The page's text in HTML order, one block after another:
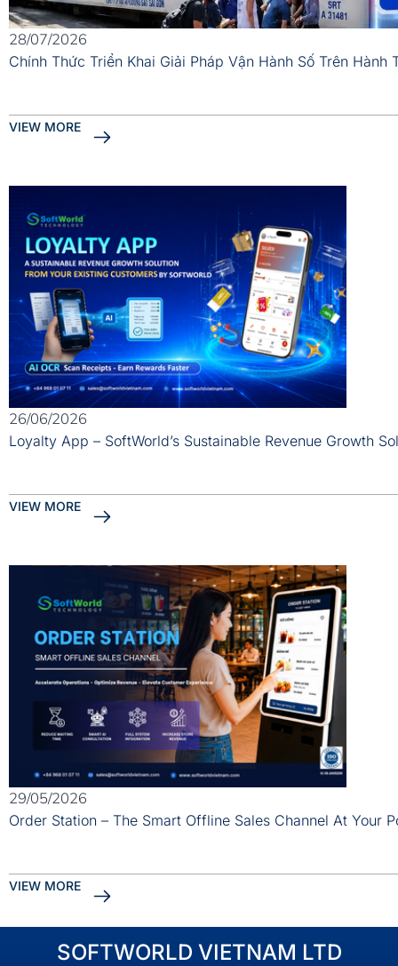
28/07/2026
Chính Thức Triển Khai Giải Pháp Vận Hành Số Trên Hành
VIEW MORE
26/06/2026
Loyalty App – SoftWorld’s Sustainable Revenue Growth
VIEW MORE
29/05/2026
Order Station – The Smart Offline Sales Channel At Your
VIEW MORE
SOFTWORLD VIETNAM LTD